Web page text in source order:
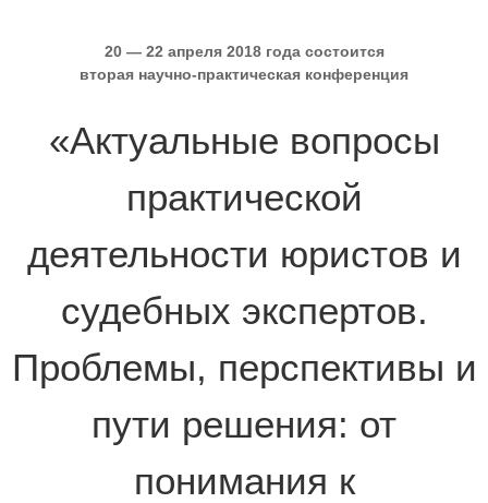
20 — 22 апреля 2018 года состоится
вторая научно-практическая конференция
«Актуальные вопросы
практической
деятельности юристов и
судебных экспертов.
Проблемы, перспективы и
пути решения: от
понимания к